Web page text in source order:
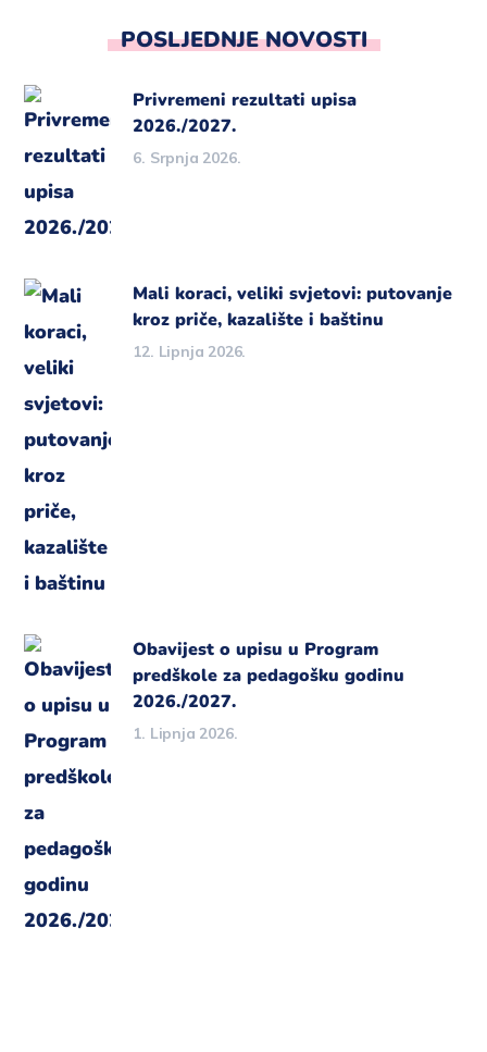
POSLJEDNJE NOVOSTI
Privremeni rezultati upisa
2026./2027.
6. Srpnja 2026.
Mali koraci, veliki svjetovi: putovanje
kroz priče, kazalište i baštinu
12. Lipnja 2026.
Obavijest o upisu u Program
predškole za pedagošku godinu
2026./2027.
1. Lipnja 2026.